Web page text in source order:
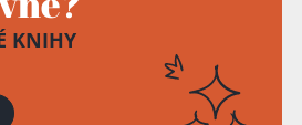
KNIHY